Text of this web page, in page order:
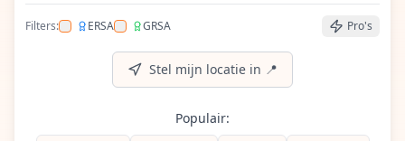
Filters: ERSA
Filter op ERSA (European Racquet Stringers
GRSA
Filter op GRSA (Global Racquet Pro's
Stel mijn locatie in 📍
Populair: